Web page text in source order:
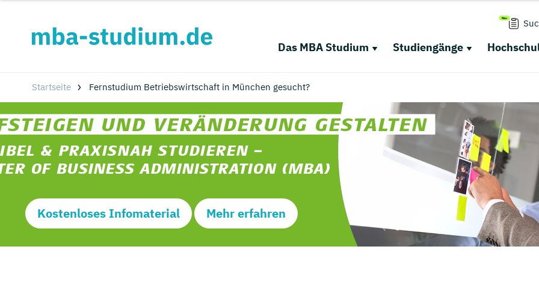
Das MBA Studium Studiengänge
Startseite Fernstudium Betriebswirtschaft in München gesucht?
Kostenloses Infomaterial Mehr erfahren